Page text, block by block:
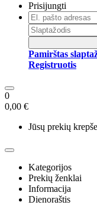
Prisijungti
Pamirštas
Registruotis
0
0,00 €
Jūsų prekių
Kategorijos
Prekių ženklai
Informacija
Dienoraštis